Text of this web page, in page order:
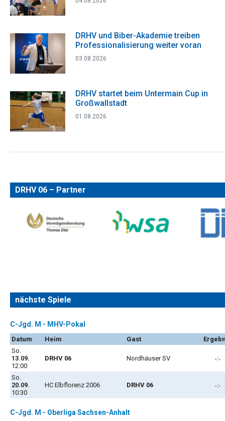
DRHV und Biber-Akademie treiben
Professionalisierung weiter voran
03.08.2026
DRHV startet beim Untermain Cup in
Großwallstadt
01.08.2026
DRHV 06 – Partner
nächste Spiele
C-Jgd. M - MHV-Pokal
Datum Heim Gast
So.
13.09.
12:00
DRHV 06 Nordhäuser SV -:-
So.
20.09.
10:30
HC Elbflorenz 2006 DRHV 06 -:-
C-Jgd. M - Oberliga Sachsen-Anhalt